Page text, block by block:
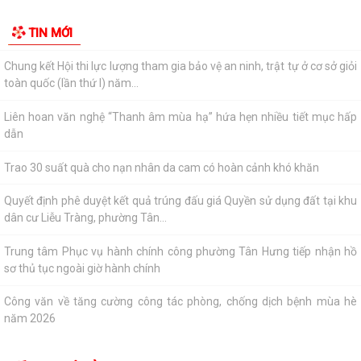
TIN MỚI
giáo dục
Chung kết Hội thi lực lượng tham gia bảo vệ an ninh, trật tự ở cơ sở giỏi
toàn quốc (lần thứ I) năm...
Liên hoan văn nghệ “Thanh âm mùa hạ” hứa hẹn nhiều tiết mục hấp
dẫn
Trao 30 suất quà cho nạn nhân da cam có hoàn cảnh khó khăn
Quyết định phê duyệt kết quả trúng đấu giá Quyền sử dụng đất tại khu
dân cư Liễu Tràng, phường Tân...
Trung tâm Phục vụ hành chính công phường Tân Hưng tiếp nhận hồ
sơ thủ tục ngoài giờ hành chính
Công văn về tăng cường công tác phòng, chống dịch bệnh mùa hè
năm 2026